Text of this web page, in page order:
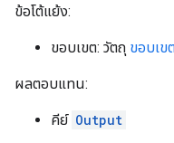
ข้อโต้แย้ง:
ขอบเขต: วัตถุ ขอบเข
ผลตอบแทน:
คีย์ Output